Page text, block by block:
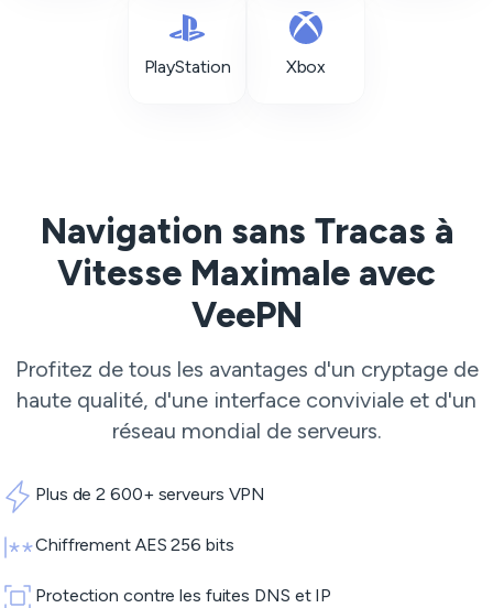
PlayStation Xbox
Navigation sans Tracas à
Vitesse Maximale avec
VeePN
Profitez de tous les avantages d'un cryptage de
haute qualité, d'une interface conviviale et d'un
réseau mondial de serveurs.
Plus de 2 600+ serveurs VPN
Chiffrement AES 256 bits
Protection contre les fuites DNS et IP